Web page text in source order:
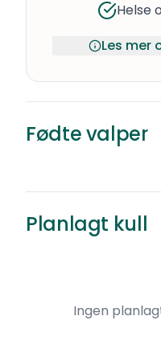
Helse
Les mer
Fødte valper
Født
Åpen og ærlig
F
Italiensk mynde ·
Kattem
Planlagt kull
Ingen